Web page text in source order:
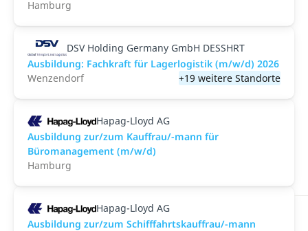
Hamburg
DSV Holding Germany GmbH DESSHRT
Ausbildung: Fachkraft für Lagerlogistik (m/w/d) 2026
Wenzendorf
+19 weitere Standorte
Hapag-Lloyd AG
Ausbildung zur/zum Kauffrau/-mann für
Büromanagement (m/w/d)
Hamburg
Hapag-Lloyd AG
Ausbildung zur/zum Schifffahrtskauffrau/-mann